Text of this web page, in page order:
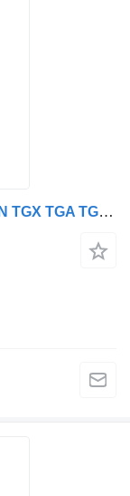
MAN 81.35010-6255 reducerare till MAN TGX TGA TGS dragbil